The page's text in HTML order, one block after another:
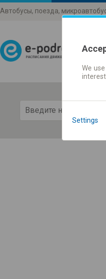
Автобусы, поезда,
We
Settings